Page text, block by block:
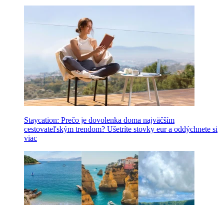
Staycation: Prečo je dovolenka doma najväčším
cestovateľským trendom? Ušetríte stovky eur a oddýchnete si
viac